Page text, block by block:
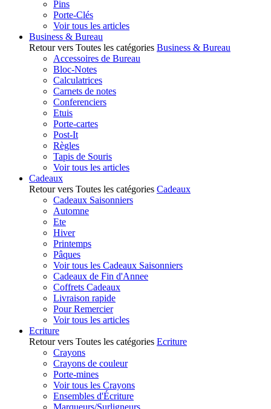
Pins
Porte-Clés
Voir tous les articles
Business & Bureau
Retour vers Toutes les catégories Business & Bureau
Accessoires de Bureau
Bloc-Notes
Calculatrices
Carnets de notes
Conferenciers
Etuis
Porte-cartes
Post-It
Règles
Tapis de Souris
Voir tous les articles
Cadeaux
Retour vers Toutes les catégories Cadeaux
Cadeaux Saisonniers
Automne
Ete
Hiver
Printemps
Pâques
Voir tous les Cadeaux Saisonniers
Cadeaux de Fin d'Annee
Coffrets Cadeaux
Livraison rapide
Pour Remercier
Voir tous les articles
Ecriture
Retour vers Toutes les catégories Ecriture
Crayons
Crayons de couleur
Porte-mines
Voir tous les Crayons
Ensembles d'Écriture
Marqueurs/Surligneurs